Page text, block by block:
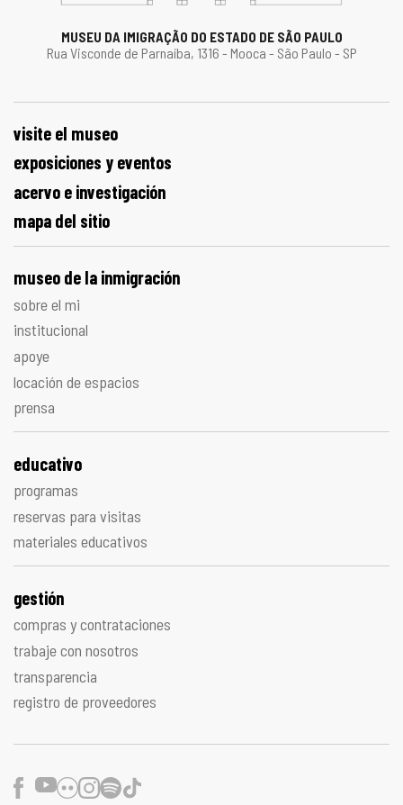
MUSEU DA IMIGRAÇÃO DO ESTADO DE SÃO PAULO
Rua Visconde de Parnaíba, 1316 - Mooca - São Paulo - SP
visite el museo
exposiciones y eventos
acervo e investigación
mapa del sitio
museo de la inmigración
sobre el mi
institucional
apoye
locación de espacios
prensa
educativo
programas
reservas para visitas
materiales educativos
gestión
compras y contrataciones
trabaje con nosotros
transparencia
registro de proveedores
Facebook
Youtube
FlickrInstagram
Spotify
TikTok